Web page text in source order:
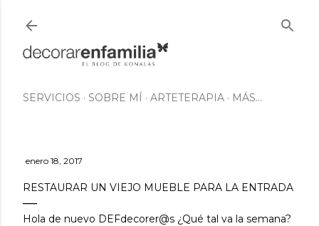
SERVICIOS SOBRE MÍ ARTETERAPIA MÁS…
enero 18, 2017
RESTAURAR UN VIEJO MUEBLE PARA LA ENTRADA
Hola de nuevo DEFdecorer@s ¿Qué tal va la semana?